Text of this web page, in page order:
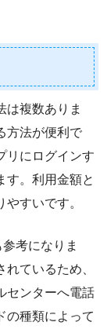
は複数ありま
方法が便利で
リにログインす
す。利用金額と
すいです。
考になりま
ているため、
センターへ電話
の種類によって